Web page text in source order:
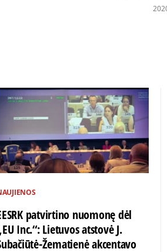
patvirtino nuomonę dėl
Inc.“: Lietuvos atstovė J.
Žematienė akcentavo